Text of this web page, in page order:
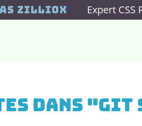
Zilliox Expert CSS
dans